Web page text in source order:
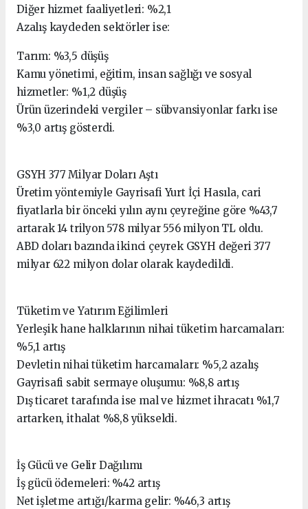
Diğer hizmet faaliyetleri: %2,1
Azalış kaydeden sektörler ise:
Tarım: %3,5 düşüş
Kamu yönetimi, eğitim, insan sağlığı ve sosyal
hizmetler: %1,2 düşüş
Ürün üzerindeki vergiler – sübvansiyonlar farkı ise
%3,0 artış gösterdi.
GSYH 377 Milyar Doları Aştı
Üretim yöntemiyle Gayrisafi Yurt İçi Hasıla, cari
fiyatlarla bir önceki yılın aynı çeyreğine göre %43,7
artarak 14 trilyon 578 milyar 556 milyon TL oldu.
ABD doları bazında ikinci çeyrek GSYH değeri 377
milyar 622 milyon dolar olarak kaydedildi.
Tüketim ve Yatırım Eğilimleri
Yerleşik hane halklarının nihai tüketim harcamaları:
%5,1 artış
Devletin nihai tüketim harcamaları: %5,2 azalış
Gayrisafi sabit sermaye oluşumu: %8,8 artış
Dış ticaret tarafında ise mal ve hizmet ihracatı %1,7
artarken, ithalat %8,8 yükseldi.
İş Gücü ve Gelir Dağılımı
İş gücü ödemeleri: %42 artış
Net işletme artığı/karma gelir: %46,3 artış